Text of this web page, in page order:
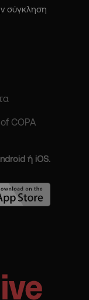
σύγκληση
COPA
ή iOS.